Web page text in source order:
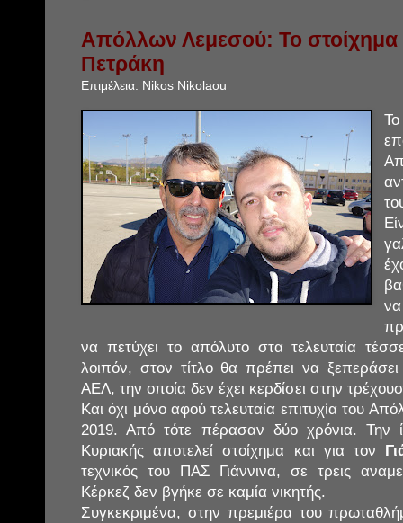
Απόλλων Λεμεσού: Το στοίχημα
Πετράκη
Επιμέλεια: Nikos Nikolaou
Το
να πετύχει το απόλυτο στα τελευταία
λοιπόν, στον τίτλο θα πρέπει να
ΑΕΛ, την οποία δεν έχει κερδίσει στην
Και όχι μόνο αφού τελευταία επιτυχία του
2019. Από τότε πέρασαν δύο χρόνια. Την
Κυριακής αποτελεί στοίχημα και για τον
τεχνικός του ΠΑΣ Γιάννινα, σε τρεις
Κέρκεζ δεν βγήκε σε καμία νικητής.
Συγκεκριμένα, στην πρεμιέρα του